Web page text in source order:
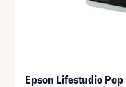
Epson Lifestudio